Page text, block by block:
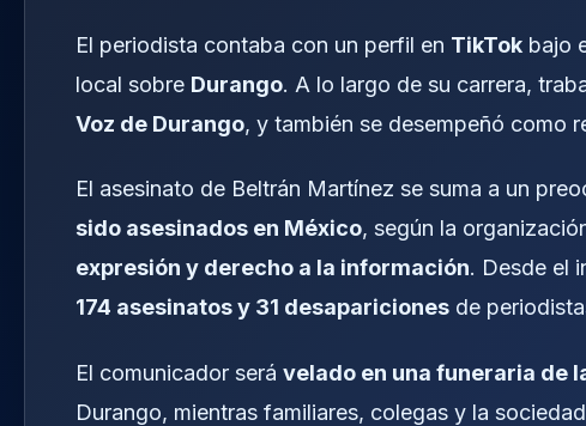
El periodista contaba con un perfil en TikTok bajo
local sobre Durango. A lo largo de su carrera,
Voz de Durango, y también se desempeñó como
El asesinato de Beltrán Martínez se suma a un
sido asesinados en México, según la
expresión y derecho a la información. Desde el
174 asesinatos y 31 desapariciones de
El comunicador será velado en una funeraria de
Durango, mientras familiares, colegas y la